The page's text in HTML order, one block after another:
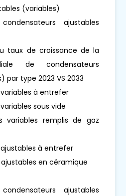
(variables)
ajustables
taux de croissance de la
de condensateurs
par type 2023 VS 2033
variables à entrefer
sous vide
variables remplis de gaz
ajustables à entrefer
ajustables en céramique
ajustables